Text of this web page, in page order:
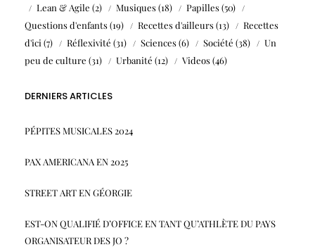
Lean & Agile (2) Musiques(18) Papilles(50)
Questions d'enfants(19) Recettes d'ailleurs(13)
Recettes
d'ici (7) Réflexivité (31) Sciences(6) Société (38)
Un
peu de culture (31) Urbanité (12) Videos(46)
DERNIERS ARTICLES
PÉPITES MUSICALES 2024
PAX AMERICANA EN 2025
STREET ART EN GÉORGIE
EST-ON QUALIFIÉ D’OFFICE EN TANT QU’ATHLÈTE DU PAYS
ORGANISATEUR DES JO ?